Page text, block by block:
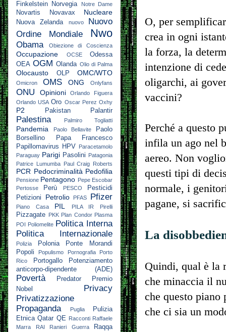
O, per
crea in ogni
la forza, la
intenzione di
oligarchi, ai
vaccini?
Perché a questo
infila un ago nel
aereo. Non
questi tipi di
normale, i
pagane, si
La
Quindi, qual è la
che minaccia il
che questo
che ci sia un
Finkelstein
Norvegia Notre Dame
Novartis Novavax Nucleare
Nuova Zelanda nuovo
Nuovo
Ordine Mondiale
Nwo
Obama Obiezione di Coscienza
Occupazione OCSE
Odessa
OEA OGM Olanda Olio di Palma
Olocausto OLP OMC/WTO
Omicron OMS ONG Onlyfans
ONU Opinioni
Orlando Figuera
Orlando USA Oro Oscar Perez Oxhy
P2 Pakistan Palantir
Palestina Palmiro Togliatti
Pandemia Paolo Bellavite
Paolo
Borsellino
Papa Francesco
Papillomavirus HPV
Paracetamolo
Paraguay Parigi Pasolini Patagonia
Patrice Lumumba
Paul Craig Roberts
PCR Pedocriminalità Pedofilia
Pensione Pentagono Pepe Escobar
Pertosse
Perù PESCO
Pesticidi
Petizioni
Petrolio PFAS Pfizer
Piano Casa PIL PILA IR Pirelli
Pizzagate PKK Plan Condor Plasma
POI Poliomelite Politica Interna
Politica Internazionale
Polizia Polonia
Ponte Morandi
Popoli
Populismo Pornografia
Porto
Rico
Portogallo
Potenziamento
anticorpo-dipendente (ADE)
Povertà Predator
Premio
Nobel
Privacy
Privatizzazione
Propaganda
Puglia
Pulizia
Etnica Qatar QE Racconti Raffaele
Marra
RAI Ranieri Guerra Raqqa